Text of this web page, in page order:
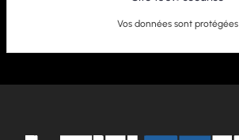
Vos données sont protégées